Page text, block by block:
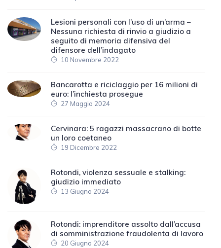
Lesioni personali con l’uso di un’arma –
Nessuna richiesta di rinvio a giudizio a
seguito di memoria difensiva del
difensore dell’indagato
10 Novembre 2022
Bancarotta e riciclaggio per 16 milioni di
euro: l’inchiesta prosegue
27 Maggio 2024
Cervinara: 5 ragazzi massacrano di botte
un loro coetaneo
19 Dicembre 2022
Rotondi, violenza sessuale e stalking:
giudizio immediato
13 Giugno 2024
Rotondi: imprenditore assolto dall’accusa
di somministrazione fraudolenta di lavoro
20 Giugno 2024